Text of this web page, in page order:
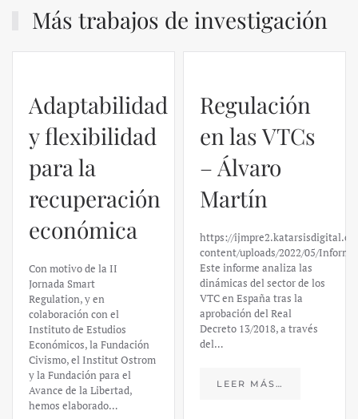
Más trabajos de investigación
Adaptabilidad
y flexibilidad
para la
recuperación
económica
Con motivo de la II
Jornada Smart
Regulation, y en
colaboración con el
Instituto de Estudios
Económicos, la Fundación
Civismo, el Institut Ostrom
y la Fundación para el
Avance de la Libertad,
hemos elaborado…
Regulación
en las VTCs
– Álvaro
Martín
https://
content/uploads/2022/05/
Este informe analiza las
dinámicas del sector de los
VTC en España tras la
aprobación del Real
Decreto 13/2018, a través
del…
LEER MÁS…